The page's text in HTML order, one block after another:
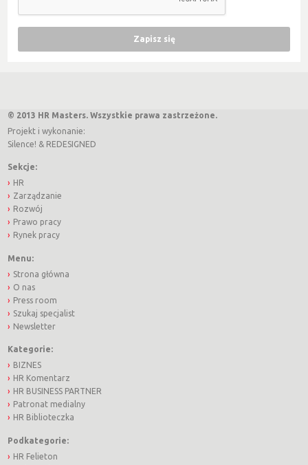
© 2013 HR Masters. Wszystkie prawa zastrzeżone.
Projekt i wykonanie:
Silence! & REDESIGNED
Sekcje:
HR
Zarządzanie
Rozwój
Prawo pracy
Rynek pracy
Menu:
Strona główna
O nas
Press room
Szukaj specjalist
Newsletter
Kategorie:
BIZNES
HR Komentarz
HR BUSINESS PARTNER
Patronat medialny
HR Biblioteczka
Podkategorie:
HR Felieton